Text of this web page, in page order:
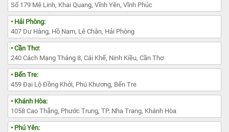
Số 179 Mê Linh, Khai Quang, Vĩnh Yên, Vĩnh Phúc
• Hải Phòng:
407 Dư Hàng, Hồ Nam, Lê Chân, Hải Phòng
• Cần Thơ:
240 Cách Mạng Tháng 8, Cái Khế, Ninh Kiều, Cần Thơ
• Bến Tre:
459 Đại Lộ Đồng Khởi, Phú Khương, Bến Tre
• Khánh Hòa:
1058 Cao Thắng, Phước Trung, TP. Nha Trang, Khánh Hòa
• Phú Yên: